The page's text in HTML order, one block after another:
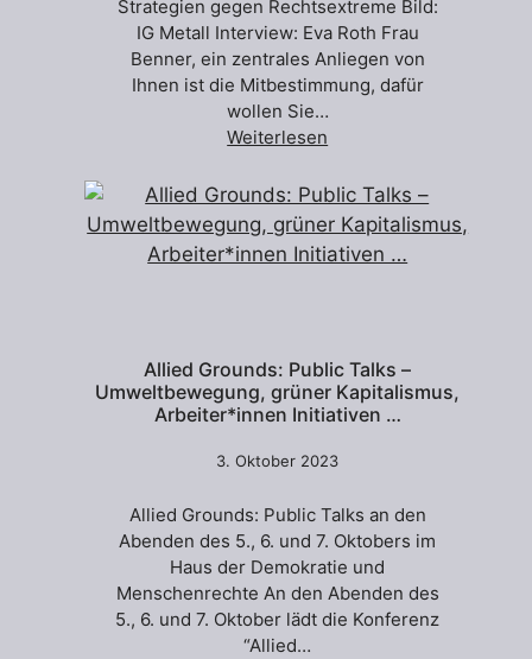
Strategien gegen Rechtsextreme Bild:
IG Metall Interview: Eva Roth Frau
Benner, ein zentrales Anliegen von
Ihnen ist die Mitbestimmung, dafür
wollen Sie…
Weiterlesen
Allied Grounds: Public Talks –
Umweltbewegung, grüner Kapitalismus,
Arbeiter*innen Initiativen …
3. Oktober 2023
Allied Grounds: Public Talks an den
Abenden des 5., 6. und 7. Oktobers im
Haus der Demokratie und
Menschenrechte An den Abenden des
5., 6. und 7. Oktober lädt die Konferenz
“Allied…